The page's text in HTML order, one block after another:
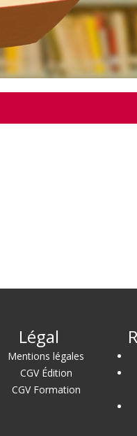
Légal
Mentions légales
CGV Édition
CGV Formation